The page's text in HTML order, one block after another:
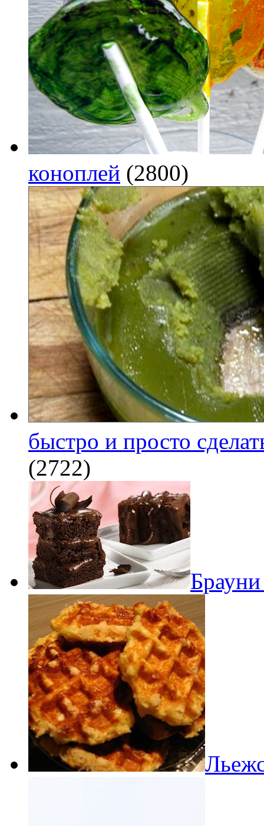
коноплей (2800)
быстро и просто
(2722)